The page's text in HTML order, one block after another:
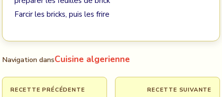
Farcir les bricks, puis les frire
Navigation dansCuisine algerienne
RECETTE PRÉCÉDENTE RECETTE SUIVANTE